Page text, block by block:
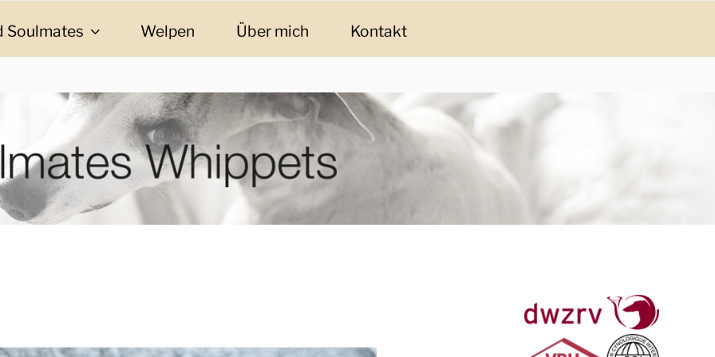
WHIPPETS
und Informationen
Soulmates Welpen Über mich Kontakt